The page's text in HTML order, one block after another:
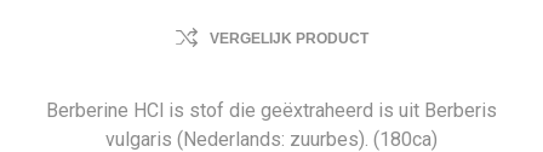
VERGELIJK PRODUCT
Berberine HCl is stof die geëxtraheerd is uit Berberis
vulgaris (Nederlands: zuurbes). (180ca)